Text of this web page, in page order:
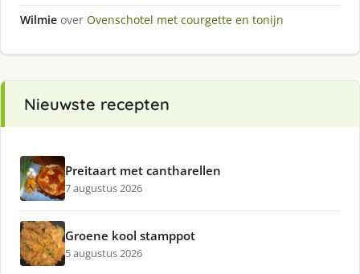
Wilmie over Ovenschotel met courgette en tonijn
Nieuwste recepten
Preitaart met cantharellen
7 augustus 2026
Groene kool stamppot
5 augustus 2026